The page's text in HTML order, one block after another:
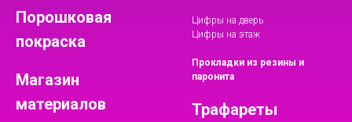
Порошковая
покраска
Магазин
материалов
Цифры на дверь
Цифры на этаж
Прокладки из резины и
паронита
Трафареты